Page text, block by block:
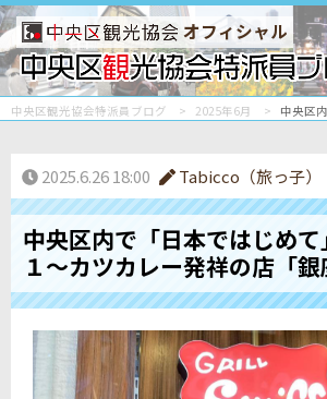
オフィシャル
中央区観光協会特派員ブログ 2025年6月 中央区
2025.6.26 18:00 Tabicco（旅っ子）
中央区内で「日本ではじめ
１～カツカレー発祥の店「銀